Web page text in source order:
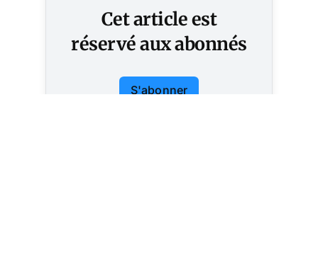
Cet article est
réservé aux abonnés
S'abonner